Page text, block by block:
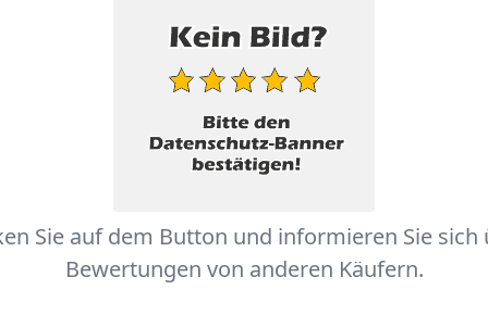
Sie auf dem Button und informieren Sie sich
Bewertungen von anderen Käufern.